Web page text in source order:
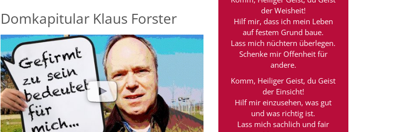
© Bistum Mainz
Domkapitular Klaus Forster
der Weisheit!
Hilf mir, dass ich mein Leben
auf festem Grund baue.
Lass mich nüchtern überlegen.
Schenke mir Offenheit für
andere.
Komm, Heiliger Geist, du Geist
der Einsicht!
Hilf mir einzusehen, was gut
und was richtig ist.
Lass mich sachlich und fair